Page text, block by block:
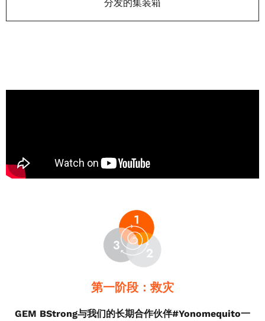
分发的集装箱
第一阶段：救灾
GEM BStrong与我们的长期合作伙伴#Yonomequito一